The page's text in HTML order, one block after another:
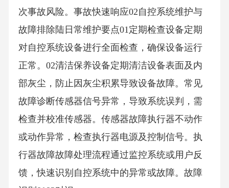
次事故风险。事故快速响应02自控系统维护与
故障排除陆日常维护要点01定期检查设备定期
对自控系统设备进行全面检查，确保设备运行
正常。02清洁保养设备定期清洁设备表面及内
部灰尘，防止因灰尘积累导致设备故障。常见
故障诊断传感器信号异常，导致系统误判，需
检查并校准传感器。传感器故障执行器不动作
或动作异常，检查执行器电源及控制信号。执
行器故障故障处理流程通过监控系统或用户反
馈，快速识别自控系统中的异常或故障。故障